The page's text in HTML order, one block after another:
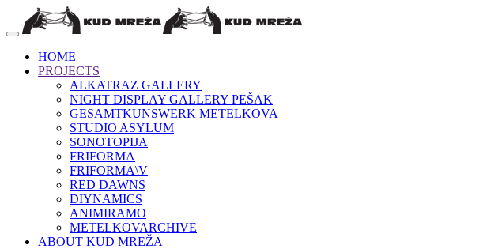
HOME
PROJECTS
ALKATRAZ GALLERY
NIGHT DISPLAY GALLERY PEŠAK
GESAMTKUNSWERK METELKOVA
STUDIO ASYLUM
SONOTOPIJA
FRIFORMA
FRIFORMA\V
RED DAWNS
DIYNAMICS
ANIMIRAMO
METELKOVARCHIVE
ABOUT KUD MREŽA